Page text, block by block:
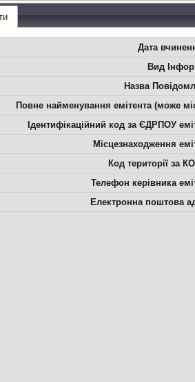
Дата
Вид
Назва
Повне найменування емітента (може
Ідентифікаційний код за ЄДРПОУ
Місцезнаходження
Код території за
Телефон керівника
Електронна поштова